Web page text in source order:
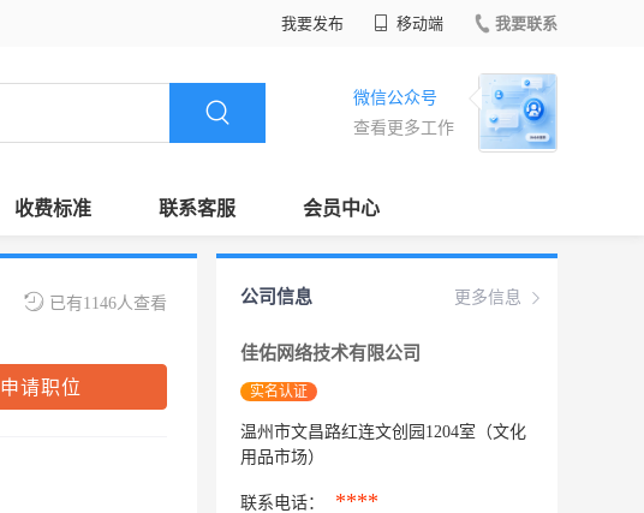
我要发布 移动端 我要联系
微信公众号
查看更多工作
收费标准 联系客服 会员中心
已有1146人查看
申请职位
更多信息
公司信息
佳佑网络技术有限公司
实名认证
温州市文昌路红连文创园1204室（文化
用品市场）
联系电话： ****